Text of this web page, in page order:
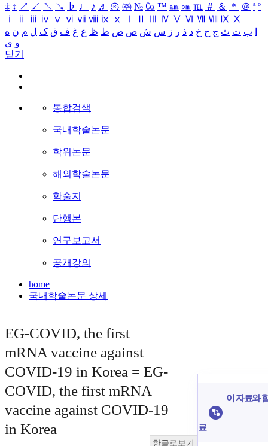
‡ ↕ ↗ ↙ ↖ ↘ ♭ ♩ ♪ ♬ ㉿ ㈜ № ㏇ ™ ㏂ ㏘ ℡ ＃ ＆ ＊ ＠ ª º
ⅰ
ⅱ ⅲ ⅳ ⅴ ⅵ ⅶ ⅷ ⅸ ⅹ Ⅳ Ⅴ Ⅵ Ⅶ Ⅷ Ⅸ Ⅹ
ب ت ث ج ح خ د ذ ر ز س ش ص ض ط ظ ع غ ف ق ک ل م ن ه
و ی
닫기
통합검색
국내학술논문
학위논문
해외학술논문
학술지
단행본
연구보고서
공개강의
home
국내학술논문 상세
EG-COVID, the first
mRNA vaccine against
COVID-19 in Korea = EG-
COVID, the first mRNA
vaccine against COVID-19
in Korea
한글로보기
이 자료와
료